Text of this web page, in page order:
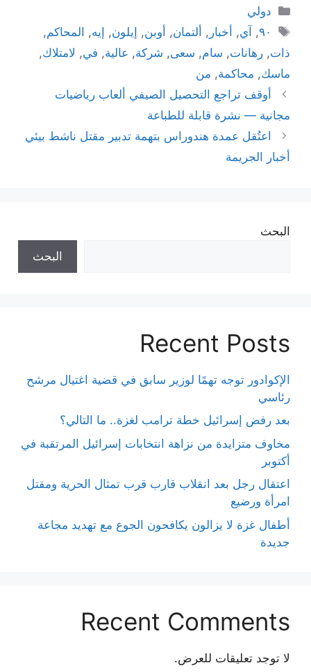
التصنيفات
دولي
الوسوم
٩٠, آي, أخبار , ألتمان, أوبن, إيلون, إيه, المحاكم,
ذات, رهانات, سام, سعى, شركة, عالية, في, لامتلاك,
ماسك, محاكمة, من
أوقف تراجع التحصيل الصيفي ألعاب رياضيات
مجانية — نشرة قابلة للطباعة
اعتُقل عمدة هندوراس بتهمة تدبير مقتل ناشط بيئي
أخبار الجريمة
البحث
البحث
Recent Posts
الإكوادور توجه تهمًا لوزير سابق في قضية اغتيال مرشح
رئاسي
بعد رفض إسرائيل خطة ترامب لغزة.. ما التالي؟
مخاوف متزايدة من نزاهة انتخابات إسرائيل المرتقبة في
أكتوبر
اعتقال رجل بعد انقلاب قارب قرب تمثال الحرية ومقتل
امرأة ورضيع
أطفال غزة لا يزالون يكافحون الجوع مع تهديد مجاعة
جديدة
Recent Comments
لا توجد تعليقات للعرض.